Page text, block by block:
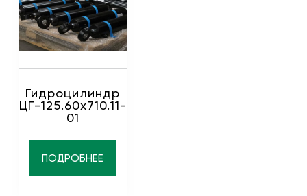
Гидроцилиндр
ЦГ-125.60х710.11-
01
ПОДРОБНЕЕ